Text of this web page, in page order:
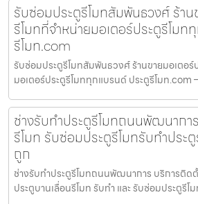
รับซ่อมประตูรีโมทสัมพันธวงศ์ ร้าน
รีโมทที่จำหน่ายมอเตอร์ประตูรีโมท
รีโมท.com
รับซ่อมประตูรีโมทสัมพันธวงศ์ ร้านขายมอเตอร์
มอเตอร์ประตูรีโมททุกแบรนด์ ประตูรีโมท
ช่างรับทำประตูรีโมทถนนพัฒนาก
รีโมท รับซ่อมประตูรีโมทรับทำประ
ถูก
ช่างรับทำประตูรีโมทถนนพัฒนาการ บริการติด
ประตูบานเลื่อนรีโมท รับทำ และ รับซ่อมประตูรีโ